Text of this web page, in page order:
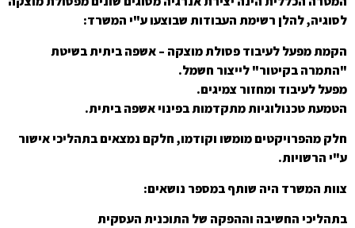
לסוגיה, להלן רשימת העבודות שבוצעו ע"י המשרד:
הקמת מפעל לעיבוד פסולת מוצקה – אשפה ביתית בשיטת
"התמרה בקיטור" לייצור חשמל.
מפעל לעיבוד ומחזור צמיגים.
הטמעת טכנולוגיות מתקדמות בפינוי אשפה ביתית.
חלק מהפרויקטים מומשו וקודמו, חלקם נמצאים בתהליכי אישור
ע"י הרשויות.
צוות המשרד היה שותף במספר נושאים:
בתהליכי החשיבה וההפקה של התוכנית העסקית